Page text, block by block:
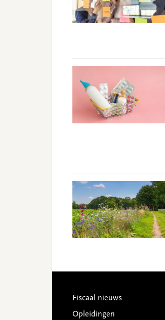
Footer
Fiscaal nieuws
Opleidingen